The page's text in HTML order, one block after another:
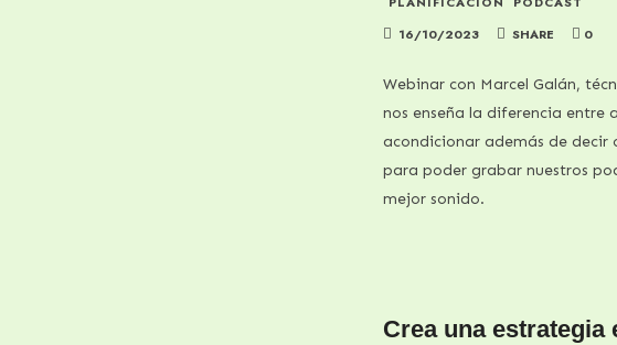
16/10/2023
SHARE 0
Webinar con Marcel Galán,
nos enseña la diferencia entre
acondicionar además de decir
para poder grabar nuestros
mejor sonido.
Crea una estrategia